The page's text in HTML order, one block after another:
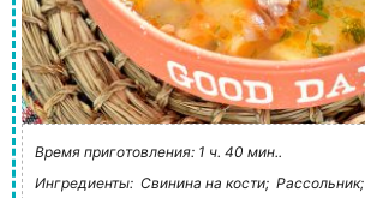
Время приготовления: 1 ч. 40 мин..
Ингредиенты: Свинина на кости; Рассольник;